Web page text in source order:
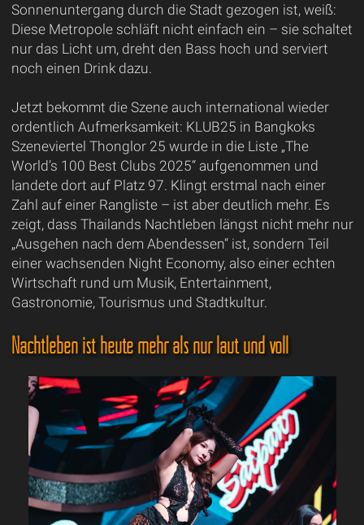
Sonnenuntergang durch die Stadt gezogen ist, weiß:
Diese Metropole schläft nicht einfach ein – sie schaltet
nur das Licht um, dreht den Bass hoch und serviert
noch einen Drink dazu.
Jetzt bekommt die Szene auch international wieder
ordentlich Aufmerksamkeit: KLUB25 in Bangkoks
Szeneviertel Thonglor 25 wurde in die Liste „The
World’s 100 Best Clubs 2025“ aufgenommen und
landete dort auf Platz 97. Klingt erstmal nach einer
Zahl auf einer Rangliste – ist aber deutlich mehr. Es
zeigt, dass Thailands Nachtleben längst nicht mehr nur
„Ausgehen nach dem Abendessen“ ist, sondern Teil
einer wachsenden Night Economy, also einer echten
Wirtschaft rund um Musik, Entertainment,
Gastronomie, Tourismus und Stadtkultur.
Nachtleben ist heute mehr als nur laut und voll